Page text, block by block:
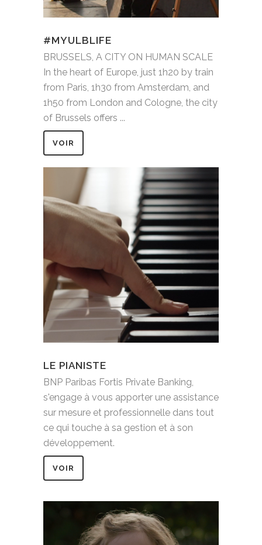
#MYULBLIFE
BRUSSELS, A CITY ON HUMAN SCALE
In the heart of Europe, just 1h20 by train
from Paris, 1h30 from Amsterdam, and
1h50 from London and Cologne, the city
of Brussels offers ...
VOIR
LE PIANISTE
BNP Paribas Fortis Private Banking,
s'engage à vous apporter une assistance
sur mesure et professionnelle dans tout
ce qui touche à sa gestion et à son
développement.
VOIR